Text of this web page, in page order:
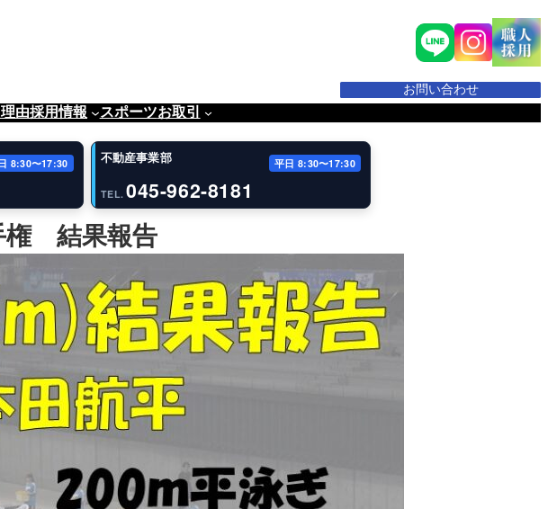
お問い合わせ
由採用情報 スポーツお取引
8:30〜17:30 不動産事業部 平日 8:30〜17:30
TEL. 045-962-8181
権 結果報告